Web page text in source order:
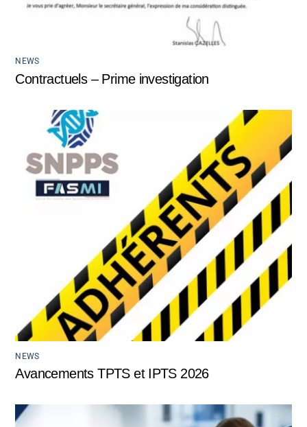
NEWS
Contractuels – Prime investigation
NEWS
Avancements TPTS et IPTS 2026